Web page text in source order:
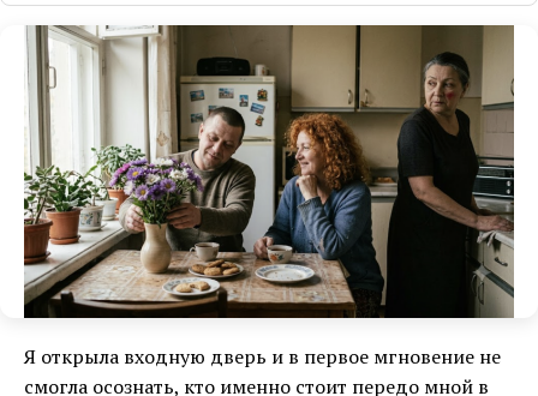
Я открыла входную дверь и в первое мгновение не
смогла осознать, кто именно стоит передо мной в